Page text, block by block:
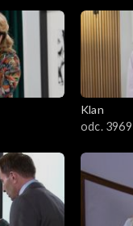
Klan
odc. 3969